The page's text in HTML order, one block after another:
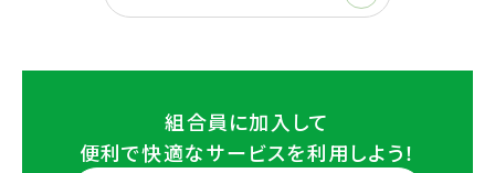
組合員に加入して
便利で快適なサービスを利用しよう！